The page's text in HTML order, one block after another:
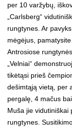
per 10 varžybų,
„Carlsberg“
rungtynes. Ar
mėgėjus,
Antrosiose
„Velniai“
tikėtąsi prieš
dešimtąją vietą, per
pergalę, 4 mačus
Muša jie vidutiniškai
rungtynes.